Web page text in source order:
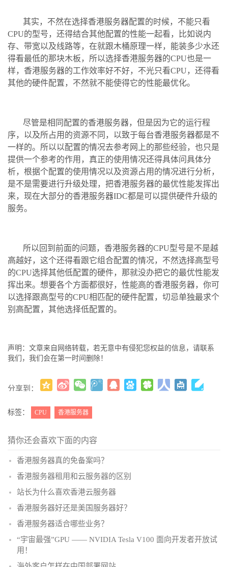
其实，不然在选择香港服务器配置的时候，不能只看
CPU的型号，还得结合其他配置的性能一起看，比如说内
存、带宽以及线路等，在就跟木桶原理一样，能装多少水还
得看最低的那块木板，所以选择香港服务器的CPU也是一
样，香港服务器的工作效率好不好，不光只看CPU，还得看
其他的硬件配置，不然就不能使得它的性能最优化。
尽管是相同配置的香港服务器，但是因为它的运行程
序，以及所占用的资源不同，以致于每台香港服务器都是不
一样的。所以以配置的情况去参考网上的那些经验，也只是
提供一个参考的作用，真正的使用情况还得具体问具体分
析，根据个配置的使用情况以及资源占用的情况进行分析，
是不是需要进行升级处理，把香港服务器的最优性能发挥出
来，现在大部分的香港服务器IDC都是可以提供硬件升级的
服务。
所以回到前面的问题，香港服务器的CPU型号是不是越
高越好，这个还得看跟它组合配置的情况，不然选择高型号
的CPU选择其他低配置的硬件，那就没办把它的最优性能发
挥出来。想要各个方面都很好，性能高的香港服务器，你可
以选择跟高型号的CPU相匹配的硬件配置，切忌单独最求个
别高配置，其他选择低配置的。
声明：文章来自网络转载，若无意中有侵犯您权益的信息，请联系
我们，我们会在第一时间删除！
分享到：
标签： CPU 香港服务器
猜你还会喜欢下面的内容
香港服务器真的免备案吗？
香港服务器租用和云服务器的区别
站长为什么喜欢香港云服务器
香港服务器好还是美国服务器好？
香港服务器适合哪些业务？
“宇宙最强”GPU —— NVIDIA Tesla V100 面向开发者开放试
用！